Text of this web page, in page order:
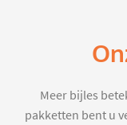
Meer bijles
pakketten bent u